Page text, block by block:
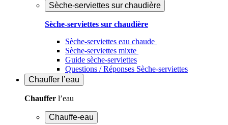
Sèche-serviettes sur chaudière
Sèche-serviettes sur chaudière
Sèche-serviettes eau chaude
Sèche-serviettes mixte
Guide sèche-serviettes
Questions / Réponses Sèche-serviettes
Chauffer l’eau
Chauffer l’eau
Chauffe-eau